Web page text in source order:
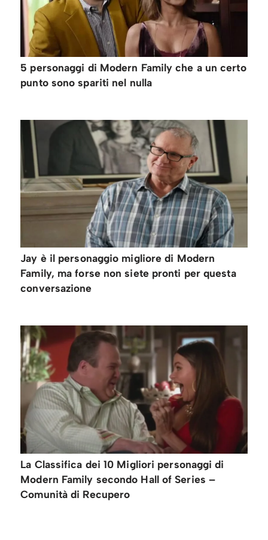
5 personaggi di Modern Family che a un certo
punto sono spariti nel nulla
Jay è il personaggio migliore di Modern
Family, ma forse non siete pronti per questa
conversazione
La Classifica dei 10 Migliori personaggi di
Modern Family secondo Hall of Series –
Comunità di Recupero